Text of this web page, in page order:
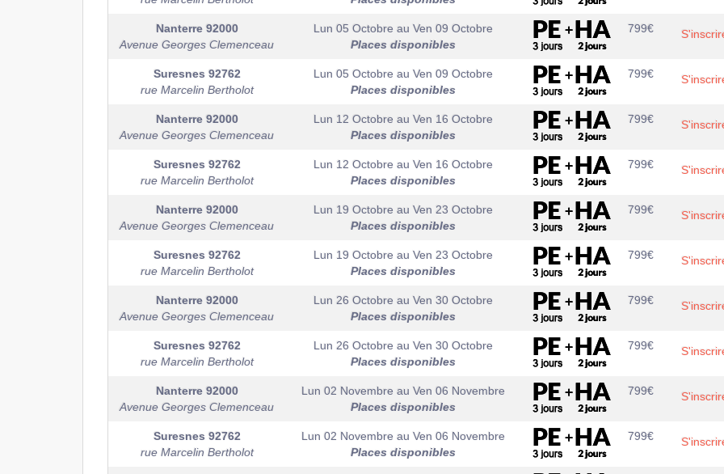
Nanterre 92000
Avenue Georges Clemenceau
Lun 05 Octobre au Ven 09 Octobre
Places disponibles
799€
Suresnes 92762
rue Marcelin Bertholot
Lun 05 Octobre au Ven 09 Octobre
Places disponibles
799€
Nanterre 92000
Avenue Georges Clemenceau
Lun 12 Octobre au Ven 16 Octobre
Places disponibles
799€
Suresnes 92762
rue Marcelin Bertholot
Lun 12 Octobre au Ven 16 Octobre
Places disponibles
799€
Nanterre 92000
Avenue Georges Clemenceau
Lun 19 Octobre au Ven 23 Octobre
Places disponibles
799€
Suresnes 92762
rue Marcelin Bertholot
Lun 19 Octobre au Ven 23 Octobre
Places disponibles
799€
Nanterre 92000
Avenue Georges Clemenceau
Lun 26 Octobre au Ven 30 Octobre
Places disponibles
799€
Suresnes 92762
rue Marcelin Bertholot
Lun 26 Octobre au Ven 30 Octobre
Places disponibles
799€
Nanterre 92000
Avenue Georges Clemenceau
Lun 02 Novembre au Ven 06 Novembre
Places disponibles
799€
Suresnes 92762
rue Marcelin Bertholot
Lun 02 Novembre au Ven 06 Novembre
Places disponibles
799€